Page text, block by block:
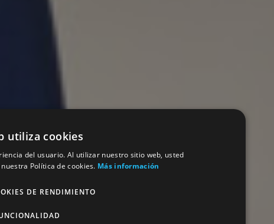
utiliza cookies
del usuario. Al utilizar nuestro sitio web, usted
Política de cookies. Más información
DE RENDIMIENTO